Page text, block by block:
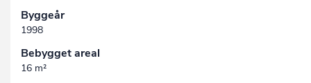
Byggeår
1998
Bebygget areal
16 m²